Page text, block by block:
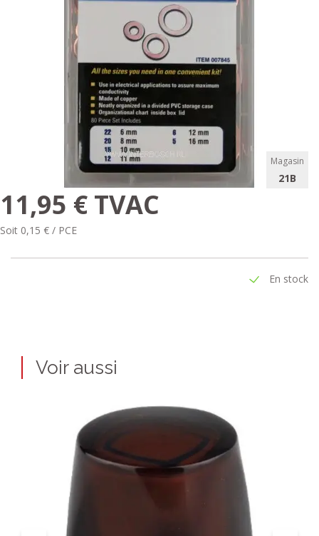
Magasin
21B
11,95 € TVAC
Soit 0,15 € / PCE
En stock
Voir aussi